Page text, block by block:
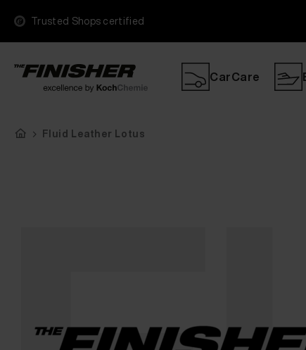
Trusted Shops certified
CarCare
Fluid Leather Lotus